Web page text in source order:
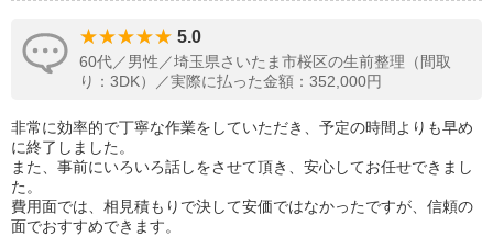
5.0
60代／男性／埼玉県さいたま市桜区の生前整理（間取
り：3DK）／実際に払った金額：352,000円
非常に効率的で丁寧な作業をしていただき、予定の時間よりも早め
に終了しました。
また、事前にいろいろ話しをさせて頂き、安心してお任せできまし
た。
費用面では、相見積もりで決して安価ではなかったですが、信頼の
面でおすすめできます。